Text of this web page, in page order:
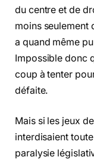
du centre et de
moins seulement
a quand même
Impossible donc
coup à tenter
défaite.
Mais si les jeux
interdisaient
paralysie